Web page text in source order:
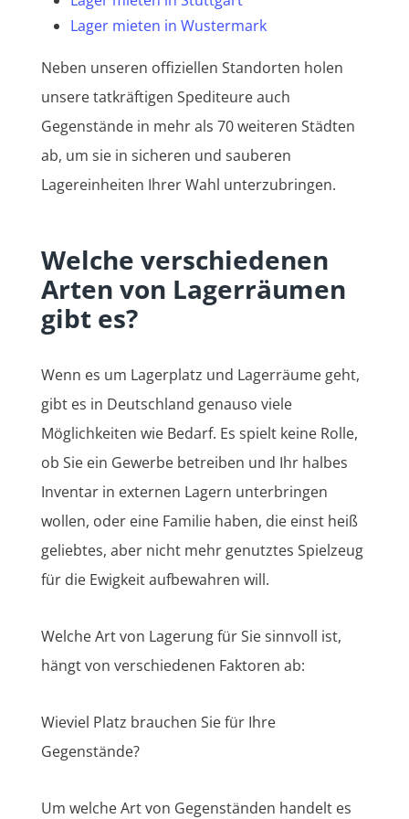
Lager mieten in Wustermark
Neben unseren offiziellen Standorten holen
unsere tatkräftigen Spediteure auch
Gegenstände in mehr als 70 weiteren Städten
ab, um sie in sicheren und sauberen
Lagereinheiten Ihrer Wahl unterzubringen.
Welche verschiedenen
Arten von Lagerräumen
gibt es?
Wenn es um Lagerplatz und Lagerräume geht,
gibt es in Deutschland genauso viele
Möglichkeiten wie Bedarf. Es spielt keine Rolle,
ob Sie ein Gewerbe betreiben und Ihr halbes
Inventar in externen Lagern unterbringen
wollen, oder eine Familie haben, die einst heiß
geliebtes, aber nicht mehr genutztes Spielzeug
für die Ewigkeit aufbewahren will.
Welche Art von Lagerung für Sie sinnvoll ist,
hängt von verschiedenen Faktoren ab:
Wieviel Platz brauchen Sie für Ihre
Gegenstände?
Um welche Art von Gegenständen handelt es